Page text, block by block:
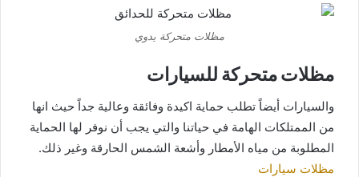
مظلات متحركة يدوي
مظلات متحركة للسيارات
والسيارات أيضاً تطلب حماية اكيدة وفائقة وعالية جداً حيث انها
من الممتلكات الهامة في حياتنا والتي يجب أن نوفر لها الحماية
المطلوبة من مياه الأمطار وأشعة الشمس الحارقة وغير ذلك.
مظلات سيارات